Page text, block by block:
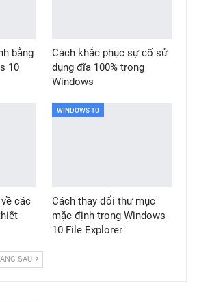
bằng
10
Cách khắc phục sự cố sử
dụng đĩa 100% trong
Windows
các
WINDOWS 10
Cách thay đổi thư mục
mặc định trong Windows
10 File Explorer
SAU